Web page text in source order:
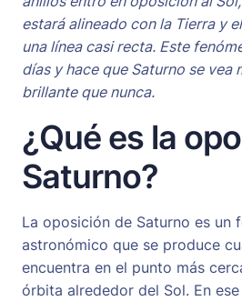
estará alineado con la Tierra y
una línea casi recta. Este
días y hace que Saturno se vea
brillante que nunca.
¿Qué es la
Saturno?
La oposición de Saturno es un
astronómico que se produce
encuentra en el punto más
órbita alrededor del Sol. En